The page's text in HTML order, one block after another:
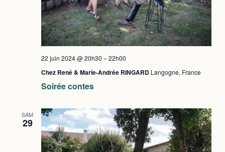
Soirée contes
22 juin 2024 @ 20h30 –22h00
Chez René & Marie-Andrée RINGARD Langogne, France
SAM
29